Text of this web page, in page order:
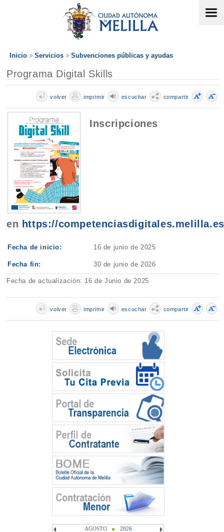
Inicio Servicios Subvenciones públicas y ayudas
Programa Digital Skills
compartir
escuchar
imprimir
volver
Inscripciones
en https://
Fecha de inicio: 16 de junio de 2025
Fecha fin: 30 de junio de 2026
Fecha de actualización: 16 de Junio de 2025
compartir
escuchar
imprimir
volver
AGOSTO 2026